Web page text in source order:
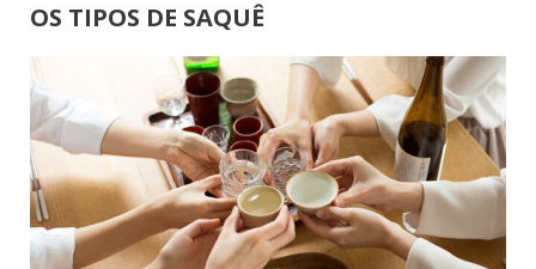
OS TIPOS DE SAQUÊ